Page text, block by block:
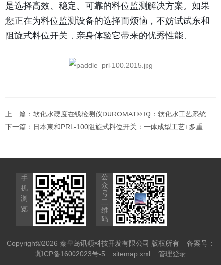
是选择高效、稳定、可靠的料位监测解决方案。如果
您正在为料位监测设备的选择而烦恼，不妨试试东和
阻旋式料位开关，亲身体验它带来的优秀性能。
上一篇：软化水硬度在线检测仪DUROMAT® IQ：软化水工艺系统的降本增效利器
下一篇： 日本東和PRL-100阻旋式料位开关：一体成型工艺+多重密封，定义可靠防护！
手
机
浏
览
公
众
号
二
维
码
Copyright©2026 秦皇岛讯领科技开发有限公司 版权所有 备案号：
冀ICP备16002023号-5
sitemap.xml 管理登录